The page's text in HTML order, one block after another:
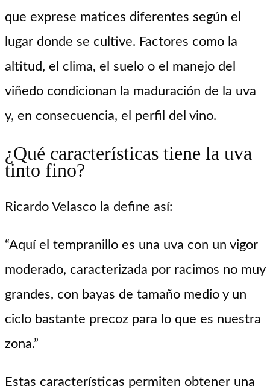
que exprese matices diferentes según el
lugar donde se cultive. Factores como la
altitud, el clima, el suelo o el manejo del
viñedo condicionan la maduración de la uva
y, en consecuencia, el perfil del vino.
¿Qué características tiene la uva
tinto fino?
Ricardo Velasco la define así:
“Aquí el tempranillo es una uva con un vigor
moderado, caracterizada por racimos no muy
grandes, con bayas de tamaño medio y un
ciclo bastante precoz para lo que es nuestra
zona.”
Estas características permiten obtener una